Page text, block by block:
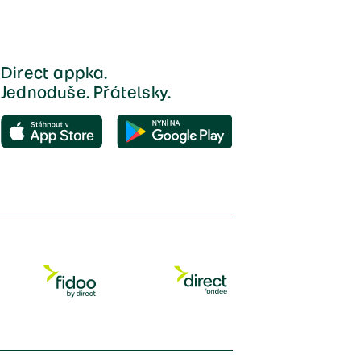
Direct appka.
Jednoduše. Přátelsky.